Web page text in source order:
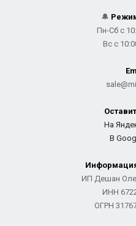
🔔
Пн-Сб с
Вс с
На
В
ИП Дешан
ИНН
ОГРН